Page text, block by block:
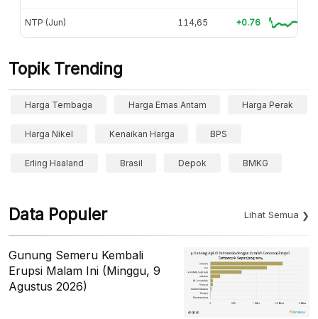
NTP (Jun) 114,65 +0.76
Topik Trending
Harga Tembaga Harga Emas Antam Harga Perak
Harga Nikel Kenaikan Harga BPS
Erling Haaland Brasil Depok BMKG
Data Populer Lihat Semua
Gunung Semeru Kembali
Erupsi Malam Ini (Minggu, 9
Agustus 2026)